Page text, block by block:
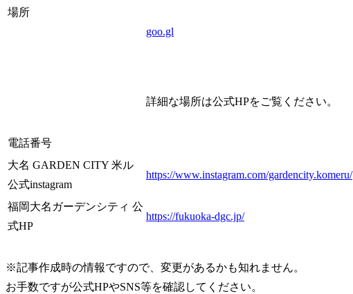
場所
goo.gl
詳細な場所は公式HPをご覧ください。
電話番号
大名 GARDEN CITY 米ル
公式instagram
https://www.instagram.com/gardencity.komeru/
福岡大名ガーデンシティ 公
式HP
https://fukuoka-dgc.jp/
※記事作成時の情報ですので、変更があるかも知れません。
お手数ですが公式HPやSNS等を確認してください。